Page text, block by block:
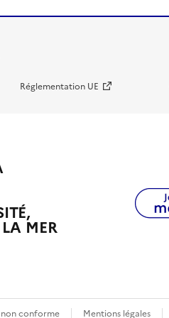
Réglementation UE
MER
conforme Mentions légales